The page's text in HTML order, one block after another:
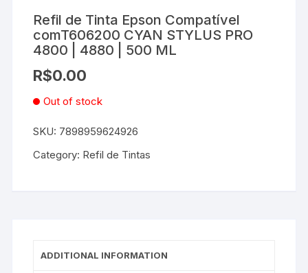
Refil de Tinta Epson Compatível
comT606200 CYAN STYLUS PRO
4800 | 4880 | 500 ML
R$0.00
Out of stock
SKU: 7898959624926
Category: Refil de Tintas
ADDITIONAL INFORMATION